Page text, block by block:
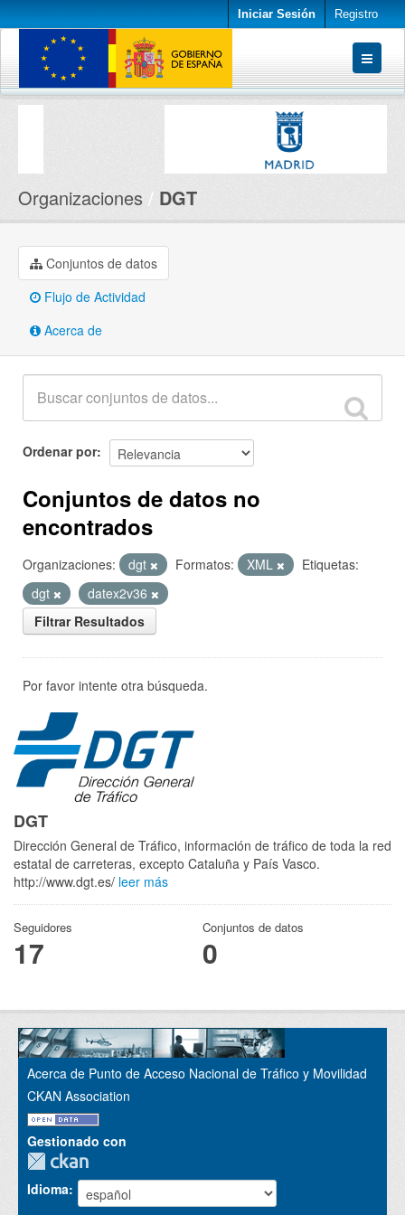
Iniciar Sesión Registro
Conjuntos de datos
Organizaciones DGT
Conjuntos de datos
Flujo de Actividad
Acerca de
Ordenar por
Conjuntos de datos no
encontrados
Organizaciones: dgt Formatos: XML
Etiquetas:
dgt
datex2v36
Filtrar Resultados
Por favor intente otra búsqueda.
DGT
Dirección General de Tráfico, información de tráfico de toda la red
estatal de carreteras, excepto Cataluña y País Vasco.
http://www.dgt.es/ leer más
Seguidores
17
Conjuntos de datos
0
Acerca de Punto de Acceso Nacional de Tráfico y Movilidad
CKAN Association
Gestionado con
Idioma